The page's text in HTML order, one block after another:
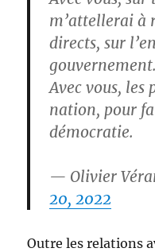
m’attellerai à
directs, sur
gouvernement.
Avec vous,
nation, pour
démocratie.
— Olivier
20, 2022
Outre les relations